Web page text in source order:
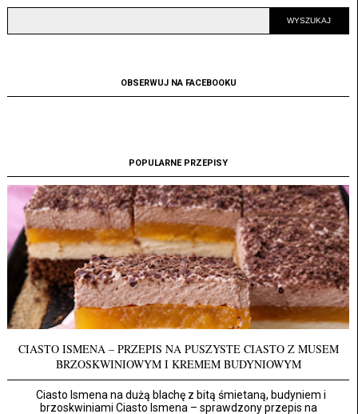
OBSERWUJ NA FACEBOOKU
POPULARNE PRZEPISY
CIASTO ISMENA – PRZEPIS NA PUSZYSTE CIASTO Z MUSEM
BRZOSKWINIOWYM I KREMEM BUDYNIOWYM
Ciasto Ismena na dużą blachę z bitą śmietaną, budyniem i
brzoskwiniami Ciasto Ismena – sprawdzony przepis na